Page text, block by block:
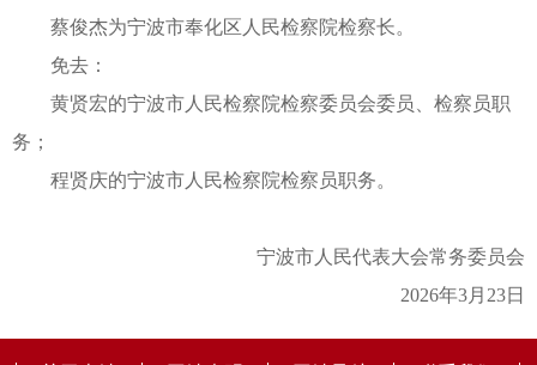
蔡俊杰为宁波市奉化区人民检察院检察长。
免去：
黄贤宏的宁波市人民检察院检察委员会委员、检察员职
务；
程贤庆的宁波市人民检察院检察员职务。
宁波市人民代表大会常务委员会
2026年3月23日